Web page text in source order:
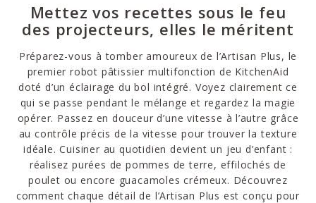
Mettez vos recettes sous le feu
des projecteurs, elles le méritent
Préparez-vous à tomber amoureux de l’Artisan Plus, le
premier robot pâtissier multifonction de KitchenAid
doté d’un éclairage du bol intégré. Voyez clairement ce
qui se passe pendant le mélange et regardez la magie
opérer. Passez en douceur d’une vitesse à l’autre grâce
au contrôle précis de la vitesse pour trouver la texture
idéale. Cuisiner au quotidien devient un jeu d’enfant :
réalisez purées de pommes de terre, effilochés de
poulet ou encore guacamoles crémeux. Découvrez
comment chaque détail de l’Artisan Plus est conçu pour